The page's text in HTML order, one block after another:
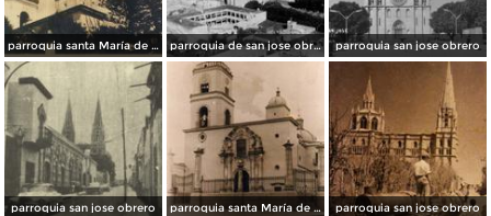
parroquia santa María de Guadalupe parroquia de san jose obrero parroquia san jose obrero
parroquia san jose obrero parroquia santa María de Guadalupe parroquia san jose obrero